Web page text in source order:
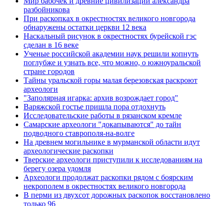
разбойникова
При раскопках в окрестностях великого новгорода
обнаружены остатки церкви 12 века
Наскальный рисунок в окрестностях бурейской гэс
сделан в 16 веке
Ученые российской академии наук решили копнуть
поглубже и узнать все, что можно, о южноуральской
стране городов
Тайны уральской горы малая березовская раскроют
археологи
"Заполярная игарка: архив возрождает город"
Варяжской гостье пришла пора отдохнуть
Исследовательские работы в рязанском кремле
Самарские археологи "докапываются" до тайн
подводного ставрополя-на-волге
На древнем могильнике в мурманской области идут
археологические раскопки
Тверские археологи приступили к исследованиям на
берегу озера удомля
Археологи продолжат раскопки рядом с боярским
некрополем в окрестностях великого новгорода
В перми из двухсот дорожных раскопок восстановлено
только 96